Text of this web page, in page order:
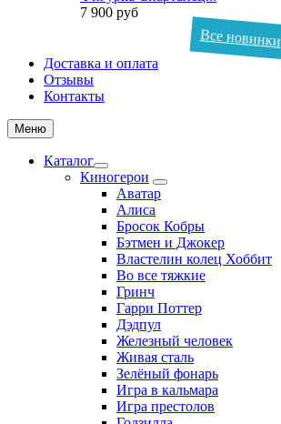
7 900 руб
Все новинки
Доставка и оплата
Отзывы
Контакты
Меню
Каталог
Киногерои
Аватар
Алиса
Бросок Кобры
Бэтмен и Джокер
Властелин колец Хоббит
Во все тяжкие
Гринч
Гарри Поттер
Дэдпул
Железный человек
Живая сталь
Зелёный фонарь
Игра в кальмара
Игра престолов